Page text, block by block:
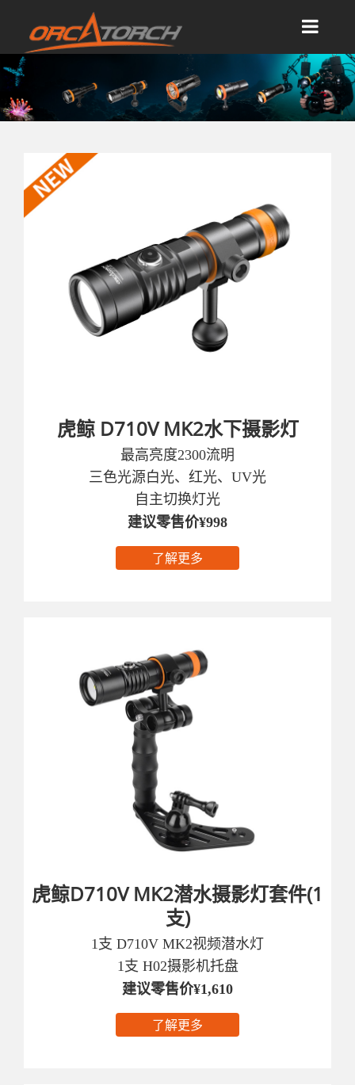
虎鲸 D710V MK2水下摄影灯
最高亮度2300流明
三色光源白光、红光、UV光
自主切换灯光
建议零售价¥998
了解更多
虎鲸D710V MK2潜水摄影灯套件(1
支)
1支 D710V MK2视频潜水灯
1支 H02摄影机托盘
建议零售价¥1,610
了解更多